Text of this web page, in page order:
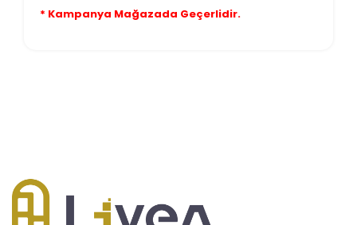
* Kampanya Mağazada Geçerlidir.